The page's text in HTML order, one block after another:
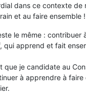
dans ce contexte
et au faire ensemble !
le même : contribuer
qui apprend et fait
que je candidate au
à apprendre à faire